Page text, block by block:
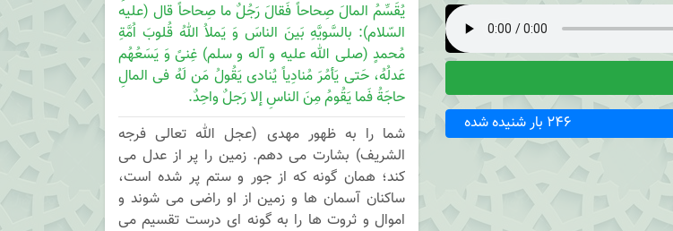
246 بار شنیده شده
یُقَسِّمُ المالَ صِحاحاً فَقالَ رَجُلٌ ما صِحاحاً قال (علیه
السّلام): بالسَّویَّهِ بَینَ الناسَ وَ یَملاُ اللهُ قُلوبَ اُمَّةِ
مُحمدٍ (صلی الله علیه و آله و سلم) غِنیً وَ یَسَعُهُم
عَدلُهُ، حَتی یَأمُرَ مُنادِیاً یُنادی یَقُولُ مَن لَهُ فی المالِ
حاجَةُ فَما یَقُومُ مِنَ الناسِ إلا رَجلٌ واحِدٌ.
شما را به ظهور مهدی (عجل الله تعالی فرجه
الشریف) بشارت می دهم. زمین را پر از عدل می
کند؛ همان گونه که از جور و ستم پر شده است،
ساکنان آسمان ها و زمین از او راضی می شوند و
اموال و ثروت ها را به گونه ای درست تقسیم می